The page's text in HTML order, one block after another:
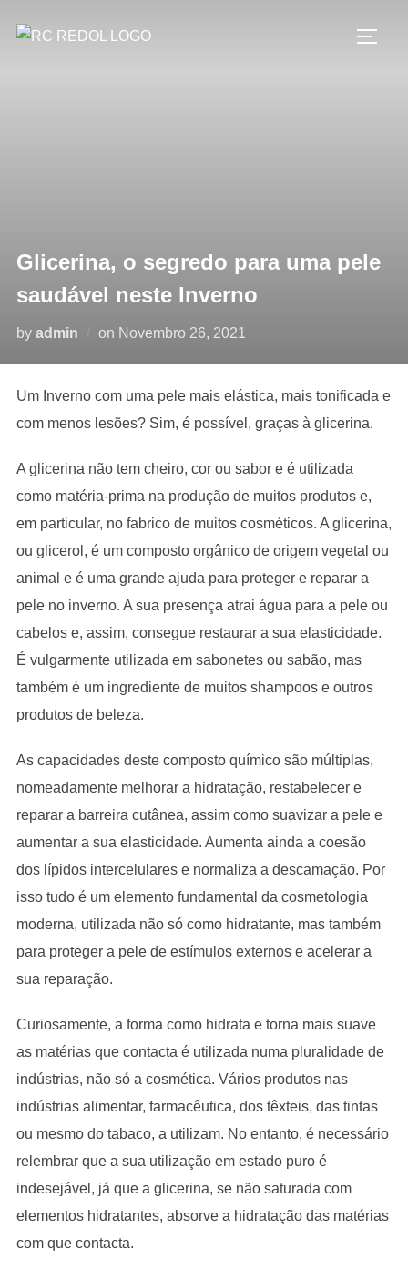
Glicerina, o segredo para uma pele
saudável neste Inverno
by admin on Novembro 26, 2021
Um Inverno com uma pele mais elástica, mais tonificada e
com menos lesões? Sim, é possível, graças à glicerina.
A glicerina não tem cheiro, cor ou sabor e é utilizada
como matéria-prima na produção de muitos produtos e,
em particular, no fabrico de muitos cosméticos. A glicerina,
ou glicerol, é um composto orgânico de origem vegetal ou
animal e é uma grande ajuda para proteger e reparar a
pele no inverno. A sua presença atrai água para a pele ou
cabelos e, assim, consegue restaurar a sua elasticidade.
É vulgarmente utilizada em sabonetes ou sabão, mas
também é um ingrediente de muitos shampoos e outros
produtos de beleza.
As capacidades deste composto químico são múltiplas,
nomeadamente melhorar a hidratação, restabelecer e
reparar a barreira cutânea, assim como suavizar a pele e
aumentar a sua elasticidade. Aumenta ainda a coesão
dos lípidos intercelulares e normaliza a descamação. Por
isso tudo é um elemento fundamental da cosmetologia
moderna, utilizada não só como hidratante, mas também
para proteger a pele de estímulos externos e acelerar a
sua reparação.
Curiosamente, a forma como hidrata e torna mais suave
as matérias que contacta é utilizada numa pluralidade de
indústrias, não só a cosmética. Vários produtos nas
indústrias alimentar, farmacêutica, dos têxteis, das tintas
ou mesmo do tabaco, a utilizam. No entanto, é necessário
relembrar que a sua utilização em estado puro é
indesejável, já que a glicerina, se não saturada com
elementos hidratantes, absorve a hidratação das matérias
com que contacta.